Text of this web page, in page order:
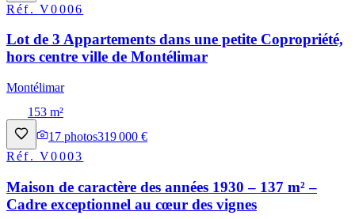
Réf.V0006
Lot de 3 Appartements dans une petite Copropriété,
hors centre ville de Montélimar
Montélimar
153 m²
17 photos319 000 €
Réf.V0003
Maison de caractère des années 1930 – 137 m² –
Cadre exceptionnel au cœur des vignes